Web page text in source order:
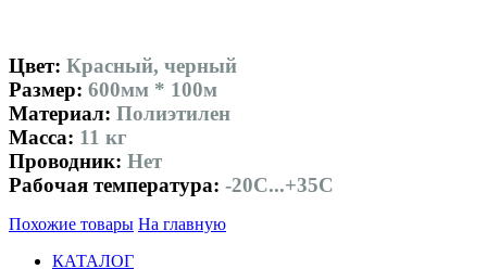
Цвет: Красный, черный
Размер: 600мм * 100м
Материал: Полиэтилен
Масса: 11 кг
Проводник: Нет
Рабочая температура: -20С...+35С
Похожие товары На главную
КАТАЛОГ